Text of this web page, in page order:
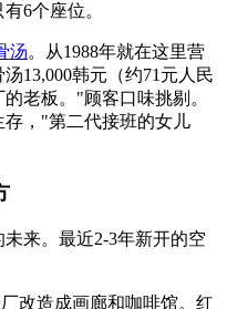
6个座位。
汤。从1988年就在这里营
13,000韩元（约71元人民
老板。"顾客口味挑剔。
，"第二代接班的女儿
来。最近2-3年新开的空
改造成画廊和咖啡馆。红